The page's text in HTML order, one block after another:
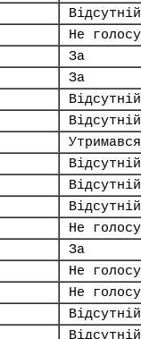
Відсутній
Не
За
За
Відсутній
Відсутній
Утримався
Відсутній
Відсутній
Відсутній
Не
За
Не
Не
Відсутній
Відсутній